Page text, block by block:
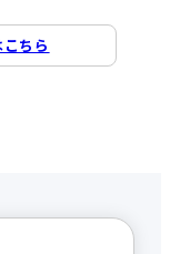
ちら